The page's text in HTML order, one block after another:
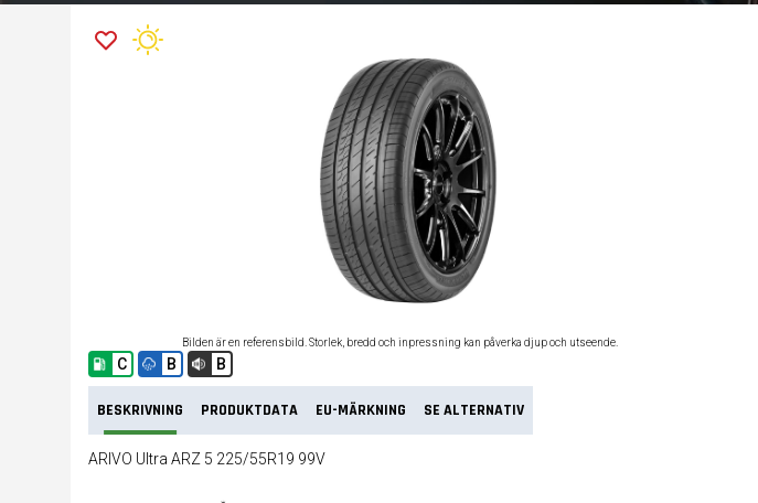
Bilden är en referensbild. Storlek, bredd och inpressning kan påverka djup och utseende.
C B B
BESKRIVNING PRODUKTDATA EU-MÄRKNING SE ALTERNATIV
ARIVO Ultra ARZ 5 225/55R19 99V